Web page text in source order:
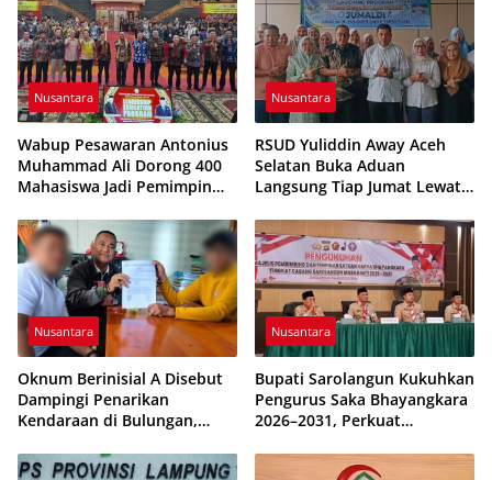
Nusantara
Wabup Pesawaran Antonius
Muhammad Ali Dorong 400
Mahasiswa Jadi Pemimpin
Nusantara
RSUD Yuliddin Away Aceh
Selatan Buka Aduan
Langsung Tiap Jumat Lewat
Nusantara
Oknum Berinisial A Disebut
Dampingi Penarikan
Kendaraan di Bulungan,
Nusantara
Bupati Sarolangun Kukuhkan
Pengurus Saka Bhayangkara
2026–2031, Perkuat
Generasi Muda